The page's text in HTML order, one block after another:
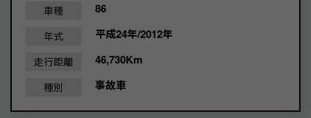
車種 86
年式 平成24年/2012年
走行距離 46,730Km
種別 事故車